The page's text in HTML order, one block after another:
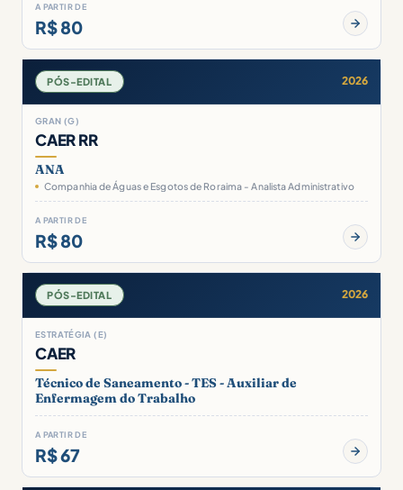
A PARTIR DE
R$ 80
PÓS-EDITAL 2026
GRAN (G)
CAER RR
ANA
Companhia de Águas e Esgotos de Roraima - Analista Administrativo
A PARTIR DE
R$ 80
PÓS-EDITAL 2026
ESTRATÉGIA (E)
CAER
Técnico de Saneamento - TES - Auxiliar de
Enfermagem do Trabalho
A PARTIR DE
R$ 67